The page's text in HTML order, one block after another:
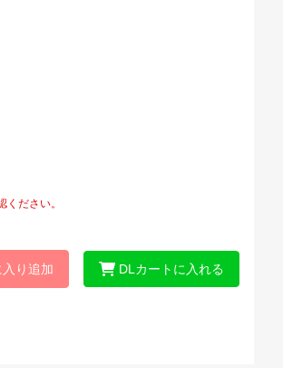
ださい。
り追加 DLカートに入れる